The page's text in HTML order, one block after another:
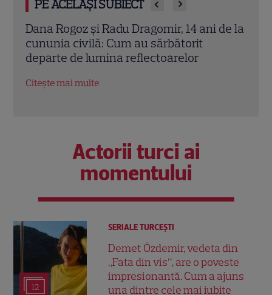
PE ACELAȘI SUBIECT
Lacrimi, îmbrățișări și multă mândrie.
Cum au marcat vedetele ultima zi de
școală a copiilor lor
Citește mai multe
Actorii turci ai
momentului
12
SERIALE TURCEŞTI
Demet Özdemir, vedeta din
„Fata din vis”, are o poveste
impresionantă. Cum a ajuns
una dintre cele mai iubite